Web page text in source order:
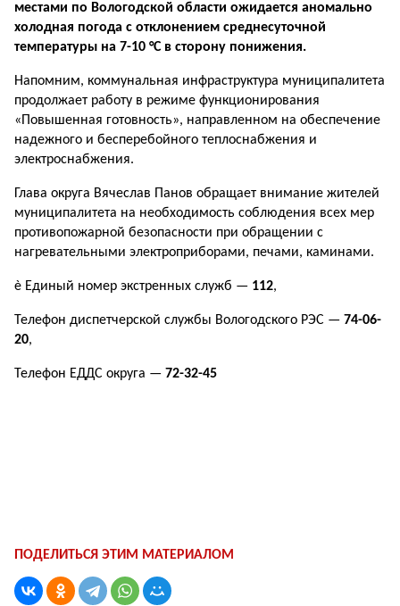
ме­стами по Вологодской области ожидается аномально
холодная погода с отклонением среднесуточной
температуры на 7-10 °С в сторону понижения.
Напомним, коммунальная инфраструктура муниципалитета
продол­жает работу в режиме функционирования
«Повышенная готовность», направленном на обеспечение
надежного и бесперебойного тепло­снабжения и
электроснабжения.
Глава округа Вячеслав Панов обращает внимание жителей
муници­палитета на необходимость соблюдения всех мер
противопожарной безопасности при обращении с
нагревательными электроприборами, печами, каминами.
è Единый номер экстренных служб — 112,
Телефон диспетчерской службы Вологодского РЭС — 74-06-
20,
Телефон ЕДДС округа — 72-32-45
ПОДЕЛИТЬСЯ ЭТИМ МАТЕРИАЛОМ